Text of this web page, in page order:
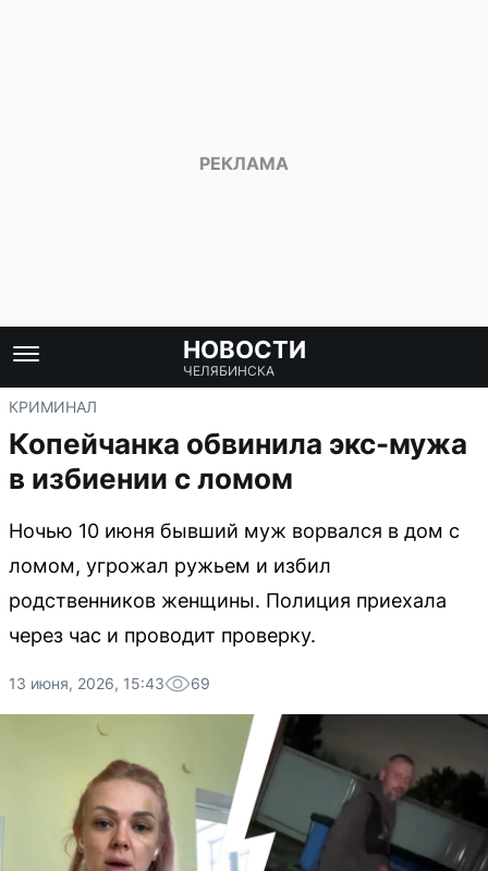
НОВОСТИ
ЧЕЛЯБИНСКА
КРИМИНАЛ
Копейчанка обвинила экс-мужа
в избиении с ломом
Ночью 10 июня бывший муж ворвался в дом с
ломом, угрожал ружьем и избил
родственников женщины. Полиция приехала
через час и проводит проверку.
13 июня, 2026, 15:43 69